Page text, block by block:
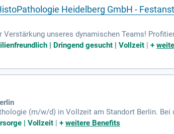
Heidelberg GmbH -
unseres dynamischen Teams!
Unser modernes Labor bietet
Hauptaufgaben umfassen die eigenständige
Wir suchen einen Facharzt
Bei uns erwartet Sie ein herzliches
| Dringend gesucht | Vollzeit |+
(m/w/d) in Vollzeit am Standort Berlin. Bei
Klinik und Pathologie. Sie bringen Ihre Expertise
| Vollzeit |+weitere Benefits